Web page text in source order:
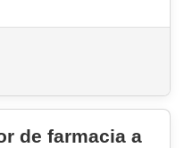
de farmacia a